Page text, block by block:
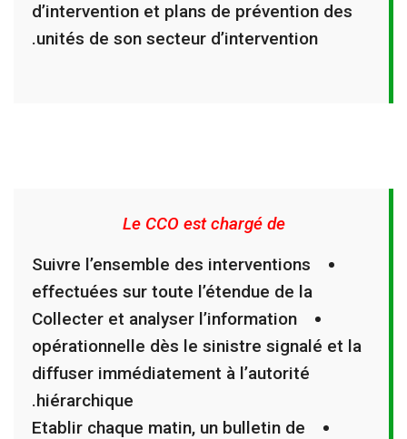
d’intervention et plans de prévention des
unités de son secteur d’intervention.
Le CCO est chargé de
Suivre l’ensemble des interventions
effectuées sur toute l’étendue de la
Collecter et analyser l’information
opérationnelle dès le sinistre signalé et la
diffuser immédiatement à l’autorité
hiérarchique.
Etablir chaque matin, un bulletin de